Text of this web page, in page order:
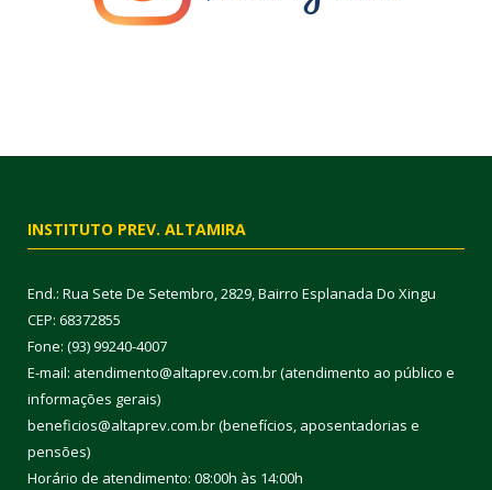
INSTITUTO PREV. ALTAMIRA
End.: Rua Sete De Setembro, 2829, Bairro Esplanada Do Xingu
CEP: 68372855
Fone: (93) 99240-4007
E-mail: atendimento@altaprev.com.br (atendimento ao público e
informações gerais)
beneficios@altaprev.com.br (benefícios, aposentadorias e
pensões)
Horário de atendimento: 08:00h às 14:00h